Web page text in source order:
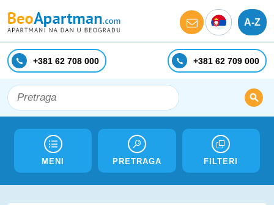
A-Z
+381 62 708 000 +381 62 709 000
MENI PRETRAGA FILTERI